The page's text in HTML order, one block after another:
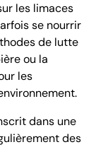
les limaces
se nourrir
de lutte
ou la
les
dans une
des